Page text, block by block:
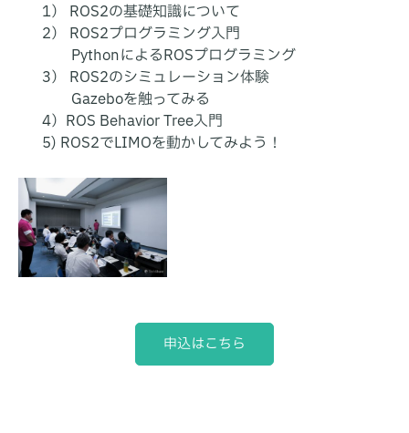
1） ROS2の基礎知識について
2） ROS2プログラミング入門
PythonによるROSプログラミング
3） ROS2のシミュレーション体験
Gazeboを触ってみる
4）ROS Behavior Tree入門
5) ROS2でLIMOを動かしてみよう！
申込はこちら